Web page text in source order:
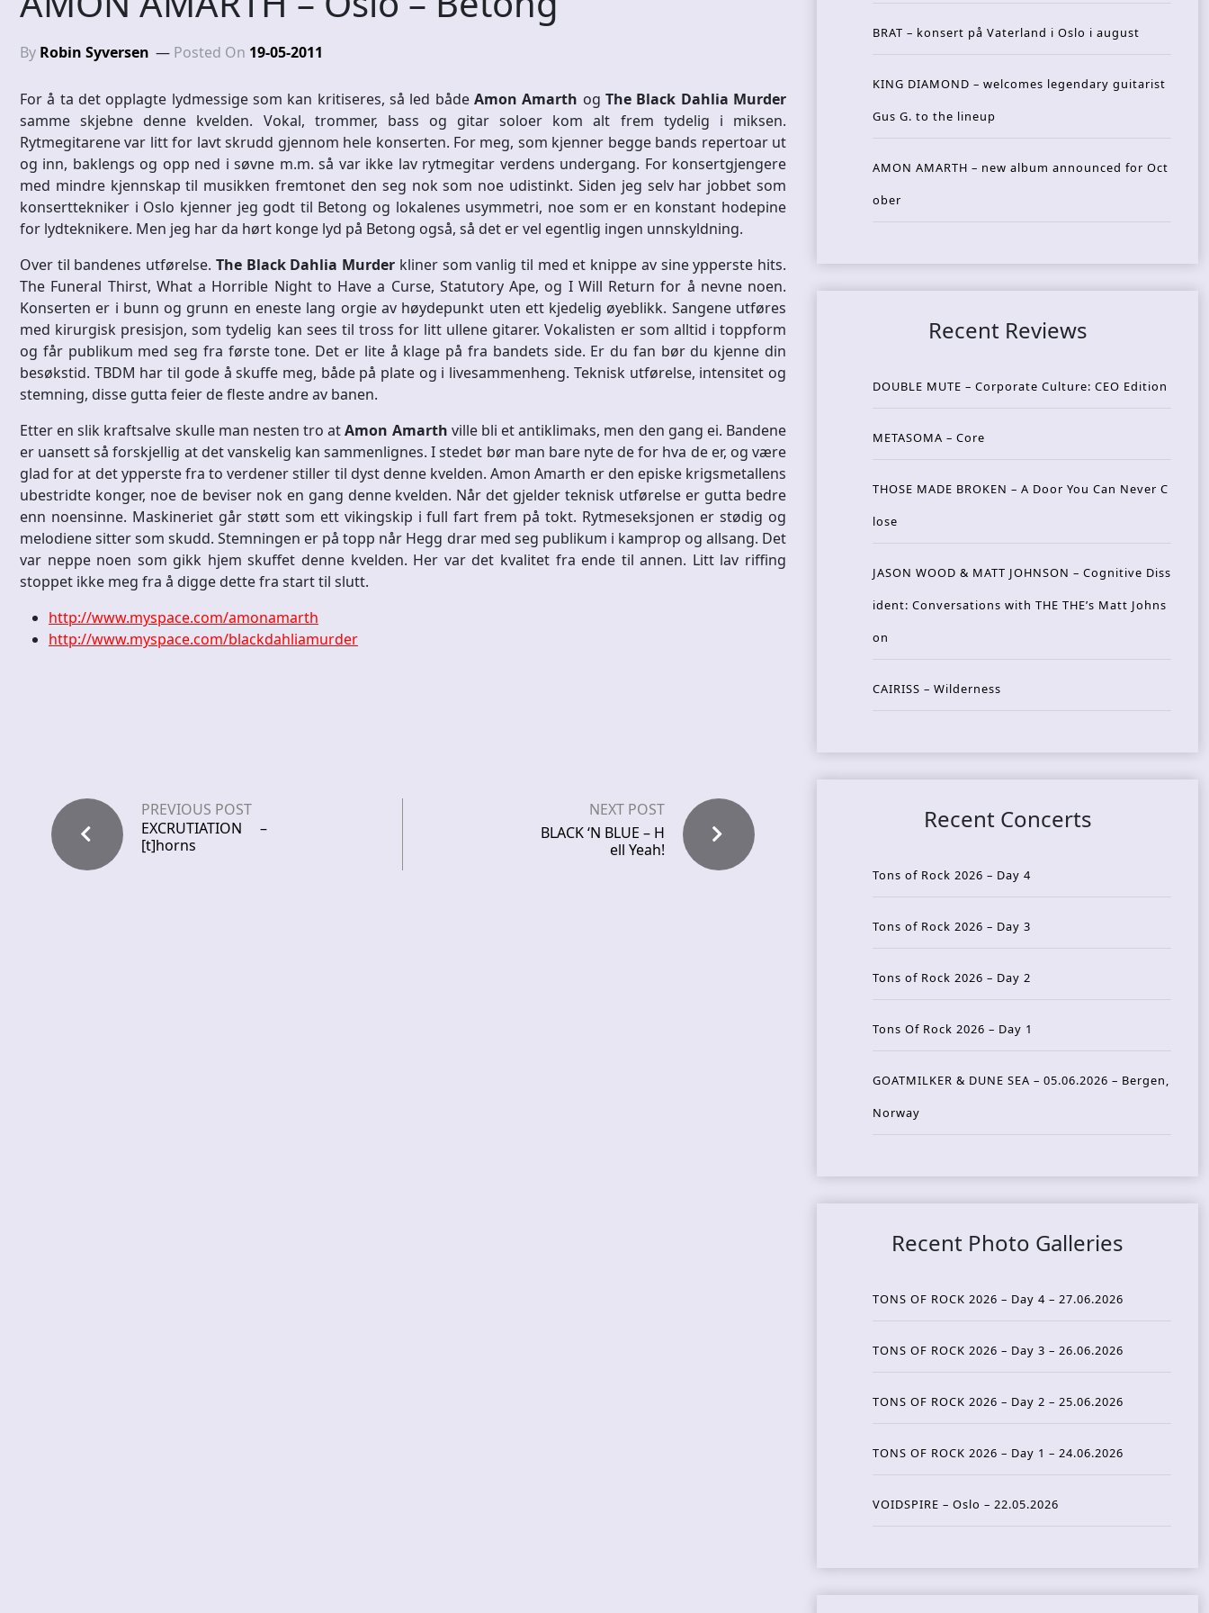
By Robin Syversen Posted On 19-05-2011
For å ta det opplagte lydmessige som kan kritiseres, så led både Amon Amarth ogThe Black Dahlia Murder
samme skjebne denne kvelden. Vokal, trommer, bass og gitar soloer kom alt frem tydelig i miksen.
Rytmegitarene var litt for lavt skrudd gjennom hele konserten. For meg, som kjenner begge bands repertoar ut
og inn, baklengs og opp ned i søvne m.m. så var ikke lav rytmegitar verdens undergang. For konsertgjengere
med mindre kjennskap til musikken fremtonet den seg nok som noe udistinkt. Siden jeg selv har jobbet som
konserttekniker i Oslo kjenner jeg godt til Betong og lokalenes usymmetri, noe som er en konstant hodepine
for lydteknikere. Men jeg har da hørt konge lyd på Betong også, så det er vel egentlig ingen unnskyldning.
Over til bandenes utførelse. The Black Dahlia Murder kliner som vanlig til med et knippe av sine ypperste hits.
The Funeral Thirst, What a Horrible Night to Have a Curse, Statutory Ape, og I Will Return for å nevne noen.
Konserten er i bunn og grunn en eneste lang orgie av høydepunkt uten ett kjedelig øyeblikk. Sangene utføres
med kirurgisk presisjon, som tydelig kan sees til tross for litt ullene gitarer. Vokalisten er som alltid i toppform
og får publikum med seg fra første tone. Det er lite å klage på fra bandets side. Er du fan bør du kjenne din
besøkstid. TBDM har til gode å skuffe meg, både på plate og i livesammenheng. Teknisk utførelse, intensitet og
stemning, disse gutta feier de fleste andre av banen.
Etter en slik kraftsalve skulle man nesten tro atAmon Amarth ville bli et antiklimaks, men den gang ei. Bandene
er uansett så forskjellig at det vanskelig kan sammenlignes. I stedet bør man bare nyte de for hva de er, og være
glad for at det ypperste fra to verdener stiller til dyst denne kvelden. Amon Amarth er den episke krigsmetallens
ubestridte konger, noe de beviser nok en gang denne kvelden. Når det gjelder teknisk utførelse er gutta bedre
enn noensinne. Maskineriet går støtt som ett vikingskip i full fart frem på tokt. Rytmeseksjonen er stødig og
melodiene sitter som skudd. Stemningen er på topp når Hegg drar med seg publikum i kamprop og allsang. Det
var neppe noen som gikk hjem skuffet denne kvelden. Her var det kvalitet fra ende til annen. Litt lav riffing
stoppet ikke meg fra å digge dette fra start til slutt.
http://www.myspace.com/amonamarth
http://www.myspace.com/blackdahliamurder
PREVIOUS POST
EXCRUTIATION –
[t]horns
NEXT POST
BLACK ‘N BLUE – H
ell Yeah!
BRAT – konsert på Vaterland i Oslo i august
KING DIAMOND – welcomes legendary guitarist
Gus G. to the lineup
AMON AMARTH – new album announced for Oct
ober
Recent Reviews
DOUBLE MUTE – Corporate Culture: CEO Edition
METASOMA – Core
THOSE MADE BROKEN – A Door You Can Never C
lose
JASON WOOD & MATT JOHNSON – Cognitive Diss
ident: Conversations with THE THE’s Matt Johns
on
CAIRISS – Wilderness
Recent Concerts
Tons of Rock 2026 – Day 4
Tons of Rock 2026 – Day 3
Tons of Rock 2026 – Day 2
Tons Of Rock 2026 – Day 1
GOATMILKER & DUNE SEA – 05.06.2026 – Bergen,
Norway
Recent Photo Galleries
TONS OF ROCK 2026 – Day 4 – 27.06.2026
TONS OF ROCK 2026 – Day 3 – 26.06.2026
TONS OF ROCK 2026 – Day 2 – 25.06.2026
TONS OF ROCK 2026 – Day 1 – 24.06.2026
VOIDSPIRE – Oslo – 22.05.2026